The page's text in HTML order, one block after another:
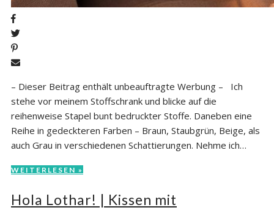
– Dieser Beitrag enthält unbeauftragte Werbung – Ich
stehe vor meinem Stoffschrank und blicke auf die
reihenweise Stapel bunt bedruckter Stoffe. Daneben eine
Reihe in gedeckteren Farben – Braun, Staubgrün, Beige, als
auch Grau in verschiedenen Schattierungen. Nehme ich…
WEITERLESEN »
Hola Lothar! | Kissen mit